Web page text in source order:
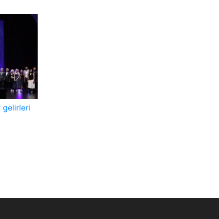
gelirleri